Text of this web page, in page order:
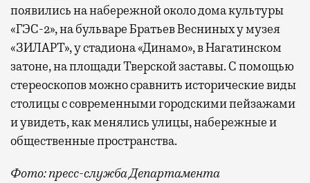
появились на набережной около дома культуры
«ГЭС-2», на бульваре Братьев Весниных у музея
«ЗИЛАРТ», у стадиона «Динамо», в Нагатинском
затоне, на площади Тверской заставы. С помощью
стереоскопов можно сравнить исторические виды
столицы с современными городскими пейзажами
и увидеть, как менялись улицы, набережные и
общественные пространства.
Фото: пресс-служба Департамента